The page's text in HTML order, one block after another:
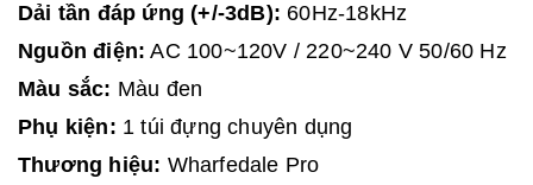
Dải tần đáp ứng (+/-3dB): 60Hz-18kHz
Nguồn điện: AC 100~120V / 220~240 V 50/60 Hz
Màu sắc: Màu đen
Phụ kiện: 1 túi đựng chuyên dụng
Thương hiệu: Wharfedale Pro